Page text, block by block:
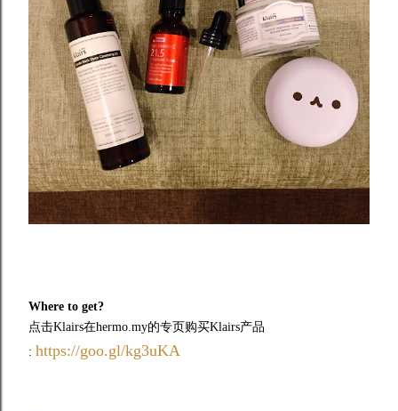
Where to get?
点击Klairs在hermo.my的专页购买Klairs产品
: https://goo.gl/kg3uKA